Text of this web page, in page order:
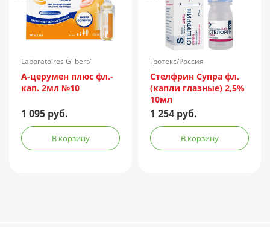
Laboratoires Gilbert/
Франция
А-церумен плюс фл.-
кап. 2мл №10
1 095 руб.
В корзину
Гротекс/Россия
Стелфрин Супра фл.
(капли глазные) 2,5%
10мл
1 254 руб.
В корзину